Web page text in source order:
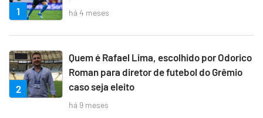
1 há 4 meses
2
Quem é Rafael Lima, escolhido por Odorico
Roman para diretor de futebol do Grêmio
caso seja eleito
há 9 meses